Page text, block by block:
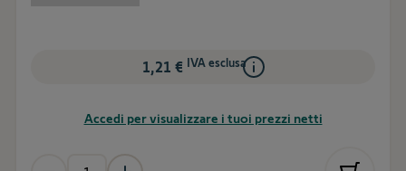
1,21 € IVA esclusa
Accedi per visualizzare i tuoi prezzi netti